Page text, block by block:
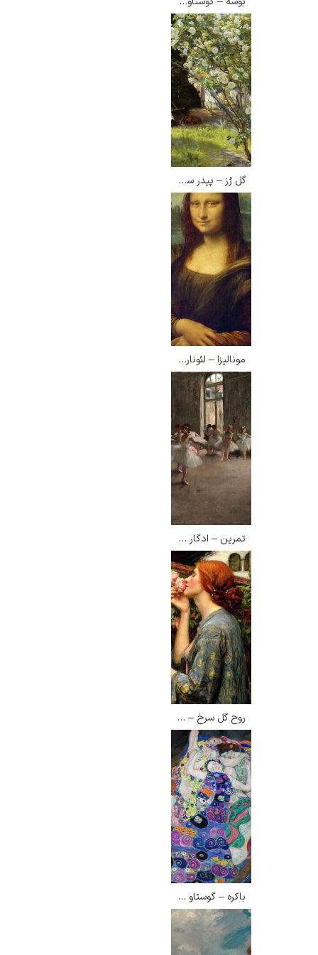
گوستاو کلیمت
ادوارد مونک
کامی پیسارو
ادوارد هاپر
ادگار دگا
لودویگ دویچ
رامبرانت
پیر آگوست رنوآر
پل سزان
گل رُز – پیدر سورین کرویر
مونالیزا – لئوناردو داوینچی
تمرین – ادگار دگا
روح گل سرخ – جان ویلیام واترهاوس
باکره – گوستاو کلیمت